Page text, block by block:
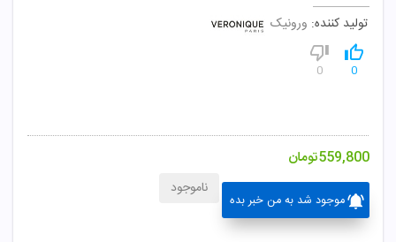
تولید کننده: ورونیک
0
0
559,800تومان
موجود شد به من خبر بده
ناموجود